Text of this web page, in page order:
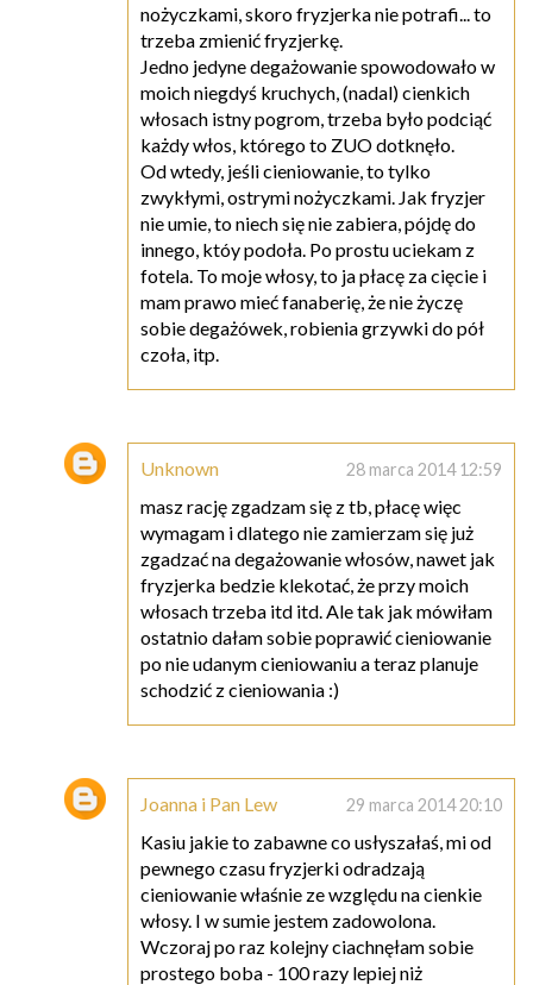
nożyczkami, skoro fryzjerka nie potrafi... to
trzeba zmienić fryzjerkę.
Jedno jedyne degażowanie spowodowało w
moich niegdyś kruchych, (nadal) cienkich
włosach istny pogrom, trzeba było podciąć
każdy włos, którego to ZUO dotknęło.
Od wtedy, jeśli cieniowanie, to tylko
zwykłymi, ostrymi nożyczkami. Jak fryzjer
nie umie, to niech się nie zabiera, pójdę do
innego, któy podoła. Po prostu uciekam z
fotela. To moje włosy, to ja płacę za cięcie i
mam prawo mieć fanaberię, że nie życzę
sobie degażówek, robienia grzywki do pół
czoła, itp.
Unknown 28 marca 2014 12:59
masz rację zgadzam się z tb, płacę więc
wymagam i dlatego nie zamierzam się już
zgadzać na degażowanie włosów, nawet jak
fryzjerka bedzie klekotać, że przy moich
włosach trzeba itd itd. Ale tak jak mówiłam
ostatnio dałam sobie poprawić cieniowanie
po nie udanym cieniowaniu a teraz planuje
schodzić z cieniowania :)
Joanna i Pan Lew 29 marca 2014 20:10
Kasiu jakie to zabawne co usłyszałaś, mi od
pewnego czasu fryzjerki odradzają
cieniowanie właśnie ze względu na cienkie
włosy. I w sumie jestem zadowolona.
Wczoraj po raz kolejny ciachnęłam sobie
prostego boba - 100 razy lepiej niż